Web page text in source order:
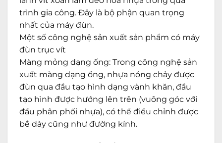
trình gia công. Đây là bộ phận quan trọng
nhất của máy đùn.
Một số công nghệ sản xuất sản phẩm có máy
đùn trục vít
Màng mỏng dạng ống: Trong công nghệ sản
xuất màng dạng ống, nhựa nóng chảy được
đùn qua đầu tạo hình dạng vành khăn, đầu
tạo hình được hướng lên trên (vuông góc với
đầu phân phối nhựa), có thể điều chỉnh được
bề dày cũng như đường kính.